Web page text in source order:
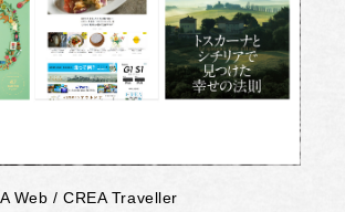
Web / CREA Traveller